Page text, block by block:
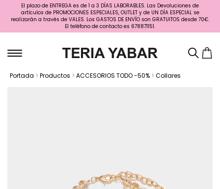
El plazo de ENTREGA es de 1 a 3 DÍAS LABORABLES. Las Devoluciones de
artículos de PROMOCIONES ESPECIALES, OUTLET y de UN DÍA ESPECIAL se
realizarán a través de VALES. Los GASTOS DE ENVÍO son GRATUITOS desde 70€.
El teléfono de contacto es 678871151.
Portada > Productos > ACCESORIOS TODO -50% > Collares